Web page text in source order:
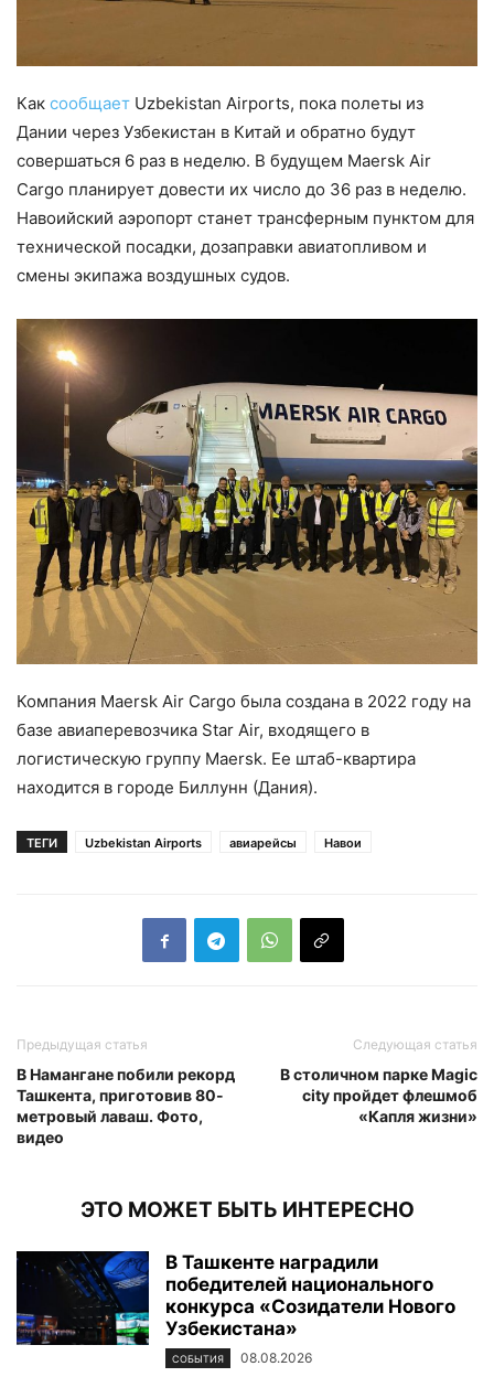
Как сообщает Uzbekistan Airports, пока полеты из
Дании через Узбекистан в Китай и обратно будут
совершаться 6 раз в неделю. В будущем Maersk Air
Cargo планирует довести их число до 36 раз в неделю.
Навоийский аэропорт станет трансферным пунктом для
технической посадки, дозаправки авиатопливом и
смены экипажа воздушных судов.
Компания Maersk Air Cargo была создана в 2022 году на
базе авиаперевозчика Star Air, входящего в
логистическую группу Maersk. Ее штаб-квартира
находится в городе Биллунн (Дания).
ТЕГИ Uzbekistan Airports авиарейсы Навои
Предыдущая статья
В Намангане побили рекорд
Ташкента, приготовив 80-
метровый лаваш. Фото,
видео
Следующая статья
В столичном парке Magic
city пройдет флешмоб
«Капля жизни»
ЭТО МОЖЕТ БЫТЬ ИНТЕРЕСНО
В Ташкенте наградили
победителей национального
конкурса «Созидатели Нового
Узбекистана»
СОБЫТИЯ 08.08.2026